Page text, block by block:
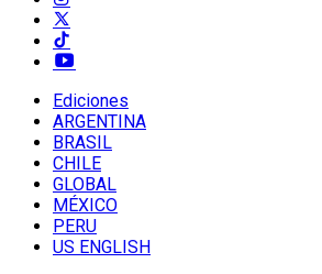
Ediciones
ARGENTINA
BRASIL
CHILE
GLOBAL
MÉXICO
PERU
US ENGLISH